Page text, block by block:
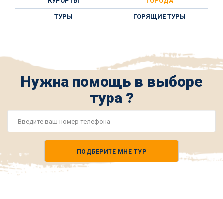
ТУРЫ ГОРЯЩИЕ ТУРЫ
Нужна помощь в выборе
тура ?
ПОДБЕРИТЕ МНЕ ТУР